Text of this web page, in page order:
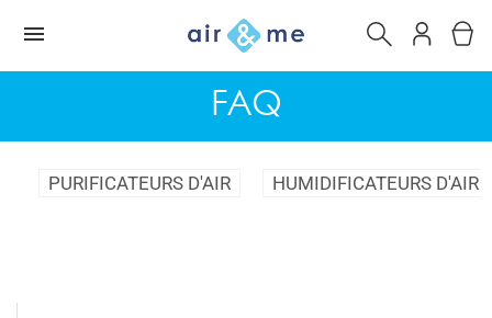
FAQ
PURIFICATEURS D'AIR HUMIDIFICATEURS D'AIR